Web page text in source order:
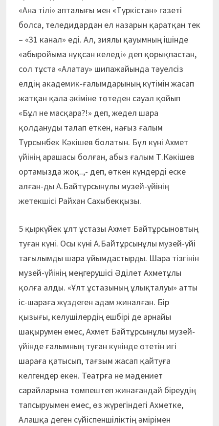
«Ана тілі» апталығы мен «Түркістан» газеті
болса, теледидардан ел назарын қаратқан тек
– «31 канал» еді. Ал, зиялы қауымның ішінде
«абыройыма нұқсан келеді» деп қорықпастан,
сол тұста «Алатау» шипажайында тәуелсіз
елдің академик-ғалымдарының күтімін жасап
жатқан қала әкіміне төтеден сауал қойып
«Бұл не масқара?!» деп, жедел шара
қолдануды талап еткен, нағыз ғалым
Тұрсынбек Кәкішев болатын. Бұл күні Ахмет
үйінің арашасы болған, абыз ғалым Т.Кәкішев
ортамызда жоқ..,- деп, өткен күндерді еске
алған-ды А.Байтұрсынұлы музей-үйінің
жетекшісі Райхан Сахыбекқызы.
5 қыркүйек ұлт ұстазы Ахмет Байтұрсыновтың
туған күні. Осы күні А.Байтұрсынұлы музей-үйі
тағылымды шара ұйымдастырды. Шара тізгінін
музей-үйінің меңгерушісі Әділет Ахметұлы
қолға алды. «Ұлт ұстазының ұлықталуы» атты
іс-шараға жүздеген адам жиналған. Бір
қызығы, келушілердің ешбірі де арнайы
шақырумен емес, Ахмет Байтұрсынұлы музей-
үйінде ғалымның туған күнінде өтетін игі
шараға қатысып, тағзым жасап қайтуға
келгендер екен. Театрға не мәдениет
сарайларына төмпештеп жинағандай біреудің
тапсыруымен емес, өз жүрегіндегі Ахметке,
Алашқа деген сүйіспеншіліктің әмірімен